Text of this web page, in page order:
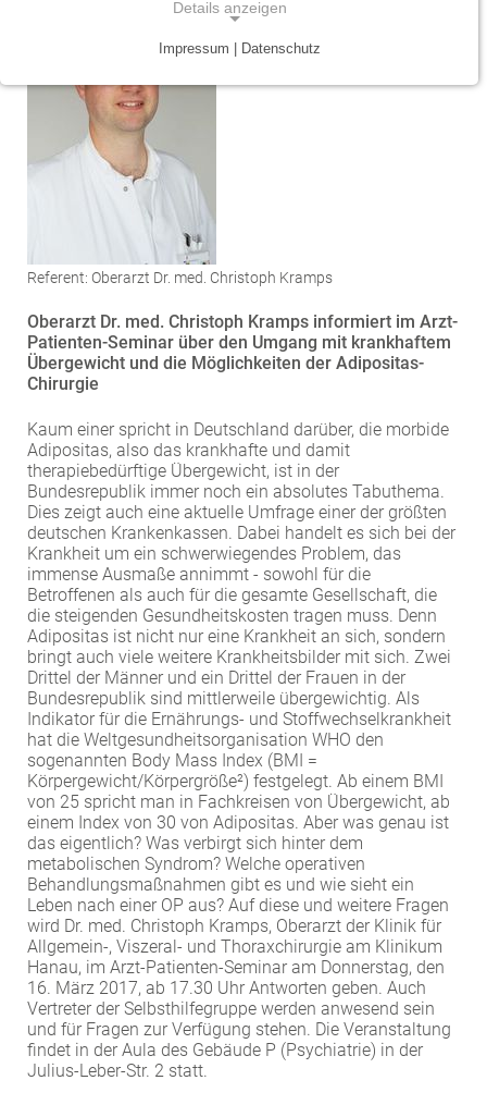
Vereinbarkeit von Beruf und Leben
Mitarbeitervorteile
Kinder- und Jugendmedizin
Neurologie
Psychiatrie und Psychotherapie
Anästhesiologie, operative Intensivmedizin und
Schmerztherapie
Gynäkologie und Geburtshilfe
Dermatologie und Allergologie
Alle Kliniken, Fachbereiche und Zentren
Traumazentrum
Tumorzentrum
Viszeralonkologisches Zentrum (Darm, Pankreas)
Vorhofflimmerzentrum
Zentrum für Arbeitsmedizin, Arbeitssicherheit und
Zentrum für Lymphome und Leukämien
Alle Kliniken, Fachbereiche und Zentren
Patientenfürsprecher
Physiotherapie
Seelsorge
Soziale Dienste
Alle Kliniken, Fachbereiche und Zentren
Referent: Oberarzt Dr. med. Christoph Kramps
Oberarzt Dr. med. Christoph Kramps informiert im Arzt-
Patienten-Seminar über den Umgang mit krankhaftem
Übergewicht und die Möglichkeiten der Adipositas-
Chirurgie
Kaum einer spricht in Deutschland darüber, die morbide
Adipositas, also das krankhafte und damit
therapiebedürftige Übergewicht, ist in der
Bundesrepublik immer noch ein absolutes Tabuthema.
Dies zeigt auch eine aktuelle Umfrage einer der größten
deutschen Krankenkassen. Dabei handelt es sich bei der
Krankheit um ein schwerwiegendes Problem, das
immense Ausmaße annimmt - sowohl für die
Betroffenen als auch für die gesamte Gesellschaft, die
die steigenden Gesundheitskosten tragen muss. Denn
Adipositas ist nicht nur eine Krankheit an sich, sondern
bringt auch viele weitere Krankheitsbilder mit sich. Zwei
Drittel der Männer und ein Drittel der Frauen in der
Bundesrepublik sind mittlerweile übergewichtig. Als
Indikator für die Ernährungs- und Stoffwechselkrankheit
hat die Weltgesundheitsorganisation WHO den
sogenannten Body Mass Index (BMI =
Körpergewicht/Körpergröße²) festgelegt. Ab einem BMI
von 25 spricht man in Fachkreisen von Übergewicht, ab
einem Index von 30 von Adipositas. Aber was genau ist
das eigentlich? Was verbirgt sich hinter dem
metabolischen Syndrom? Welche operativen
Behandlungsmaßnahmen gibt es und wie sieht ein
Leben nach einer OP aus? Auf diese und weitere Fragen
wird Dr. med. Christoph Kramps, Oberarzt der Klinik für
Allgemein-, Viszeral- und Thoraxchirurgie am Klinikum
Hanau, im Arzt-Patienten-Seminar am Donnerstag, den
16. März 2017, ab 17.30 Uhr Antworten geben. Auch
Vertreter der Selbsthilfegruppe werden anwesend sein
und für Fragen zur Verfügung stehen. Die Veranstaltung
findet in der Aula des Gebäude P (Psychiatrie) in der
Julius-Leber-Str. 2 statt.
Details anzeigen
Notwendige Cookies ermöglichen grundlegende
Funktionen und sind für die einwandfreie Funktion
der Website erforderlich.
Einverständnis-Cookie
cookie_consent
Zweck:
Dieser Cookie speichert die ausgewählten
Einverständnis-Optionen des Benutzers
1 Jahr
EXTERNE MEDIEN
Um Inhalte von Videoplattformen und Social Media
Plattformen anzeigen zu können, werden von
diesen externen Medien Cookies gesetzt.
YouTube
Vimeo
Impressum | Datenschutz